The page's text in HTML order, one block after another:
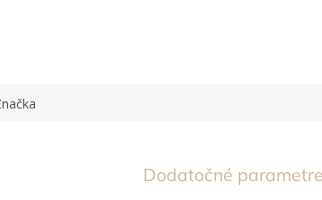
Dodatočné parametre